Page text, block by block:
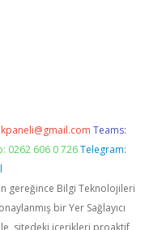
Teams:
0262 606 0 726 Telegram:
gereğince Bilgi Teknolojileri
bir Yer Sağlayıcı
sitedeki içerikleri proaktif